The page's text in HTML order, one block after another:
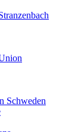
Schweden